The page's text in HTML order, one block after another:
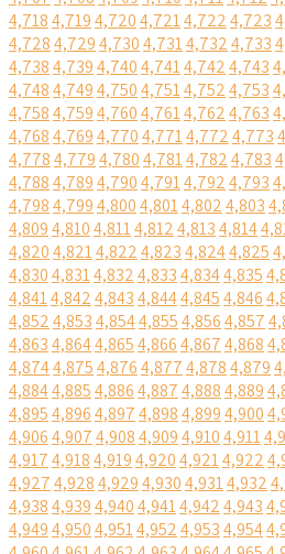
4,7184,7194,7204,7214,7224,723
4,7284,7294,7304,7314,7324,733
4,7384,7394,7404,7414,7424,743
4,7484,7494,7504,7514,7524,753
4,7584,7594,7604,7614,7624,763
4,7684,7694,7704,7714,7724,773
4,7784,7794,7804,7814,7824,783
4,7884,7894,7904,7914,7924,793
4,7984,7994,8004,8014,8024,803
4,8094,8104,8114,8124,8134,814
4,8204,8214,8224,8234,8244,825
4,8304,8314,8324,8334,8344,835
4,8414,8424,8434,8444,8454,846
4,8524,8534,8544,8554,8564,857
4,8634,8644,8654,8664,8674,868
4,8744,8754,8764,8774,8784,879
4,8844,8854,8864,8874,8884,889
4,8954,8964,8974,8984,8994,900
4,9064,9074,9084,9094,9104,911
4,9174,9184,9194,9204,9214,922
4,9274,9284,9294,9304,9314,932
4,9384,9394,9404,9414,9424,943
4,9494,9504,9514,9524,9534,954